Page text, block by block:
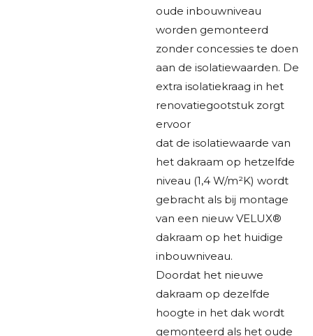
oude inbouwniveau
worden gemonteerd
zonder concessies te doen
aan de isolatiewaarden. De
extra isolatiekraag in het
renovatiegootstuk zorgt
ervoor
dat de isolatiewaarde van
het dakraam op hetzelfde
niveau (1,4 W/m²K) wordt
gebracht als bij montage
van een nieuw VELUX®
dakraam op het huidige
inbouwniveau.
Doordat het nieuwe
dakraam op dezelfde
hoogte in het dak wordt
gemonteerd als het oude